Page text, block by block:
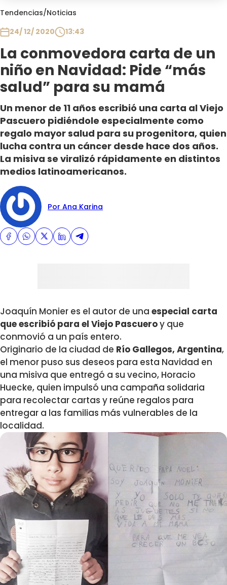
Tendencias/Noticias
24/ 12/ 2020
13:43
La conmovedora carta de un
niño en Navidad: Pide “más
salud” para su mamá
Un menor de 11 años escribió una carta al Viejo
Pascuero pidiéndole especialmente como
regalo mayor salud para su progenitora, quien
lucha contra un cáncer desde hace dos años.
La misiva se viralizó rápidamente en distintos
medios latinoamericanos.
Por Ana Karina
Joaquín Monier es el autor de una especial carta
que escribió para el Viejo Pascueroy que
conmovió a un país entero.
Originario de la ciudad de Río Gallegos, Argentina,
el menor puso sus deseos para esta Navidad en
una misiva que entregó a su vecino, Horacio
Huecke, quien impulsó una campaña solidaria
para recolectar cartas y reúne regalos para
entregar a las familias más vulnerables de la
localidad.
Club De La Comedia
Plan Perfecto
El Tiempo
Sabingo
Todos Los Programas